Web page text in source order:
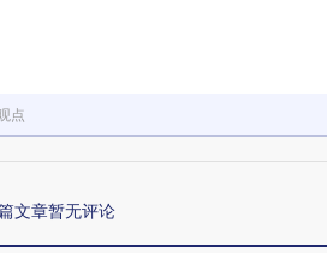
点
文章暂无评论